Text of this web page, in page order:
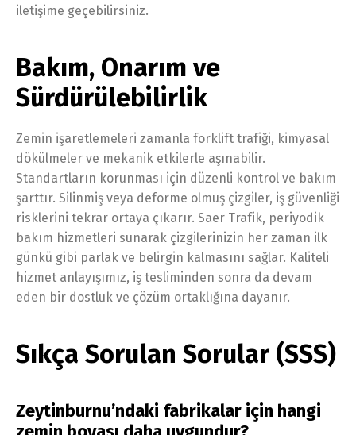
iletişime geçebilirsiniz.
Bakım, Onarım ve
Sürdürülebilirlik
Zemin işaretlemeleri zamanla forklift trafiği, kimyasal
dökülmeler ve mekanik etkilerle aşınabilir.
Standartların korunması için düzenli kontrol ve bakım
şarttır. Silinmiş veya deforme olmuş çizgiler, iş güvenliği
risklerini tekrar ortaya çıkarır. Saer Trafik, periyodik
bakım hizmetleri sunarak çizgilerinizin her zaman ilk
günkü gibi parlak ve belirgin kalmasını sağlar. Kaliteli
hizmet anlayışımız, iş tesliminden sonra da devam
eden bir dostluk ve çözüm ortaklığına dayanır.
Sıkça Sorulan Sorular (SSS)
Zeytinburnu’ndaki fabrikalar için hangi